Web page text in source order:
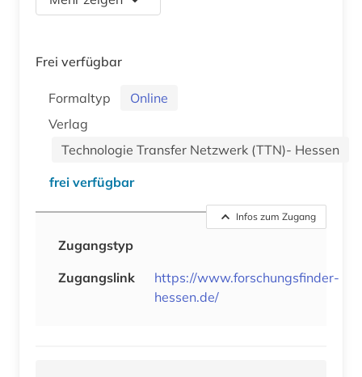
Frei verfügbar
Formaltyp
Online
Verlag
Technologie Transfer Netzwerk (TTN)- Hessen
frei verfügbar
Infos zum Zugang
Zugangstyp
Zugangslink
https://www.forschungsfinder-
hessen.de/